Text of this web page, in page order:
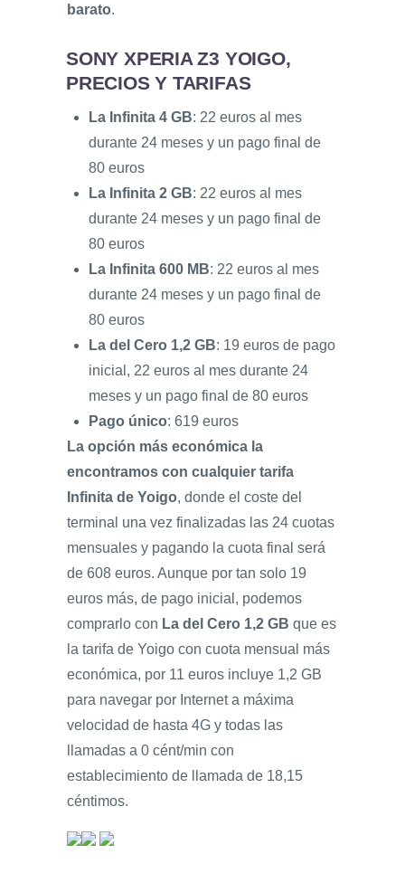
barato.
SONY XPERIA Z3 YOIGO,
PRECIOS Y TARIFAS
La Infinita 4 GB: 22 euros al mes
durante 24 meses y un pago final de
80 euros
La Infinita 2 GB: 22 euros al mes
durante 24 meses y un pago final de
80 euros
La Infinita 600 MB: 22 euros al mes
durante 24 meses y un pago final de
80 euros
La del Cero 1,2 GB: 19 euros de pago
inicial, 22 euros al mes durante 24
meses y un pago final de 80 euros
Pago único: 619 euros
La opción más económica la
encontramos con cualquier tarifa
Infinita de Yoigo, donde el coste del
terminal una vez finalizadas las 24 cuotas
mensuales y pagando la cuota final será
de 608 euros. Aunque por tan solo 19
euros más, de pago inicial, podemos
comprarlo con La del Cero 1,2 GB que es
la tarifa de Yoigo con cuota mensual más
económica, por 11 euros incluye 1,2 GB
para navegar por Internet a máxima
velocidad de hasta 4G y todas las
llamadas a 0 cént/min con
establecimiento de llamada de 18,15
céntimos.